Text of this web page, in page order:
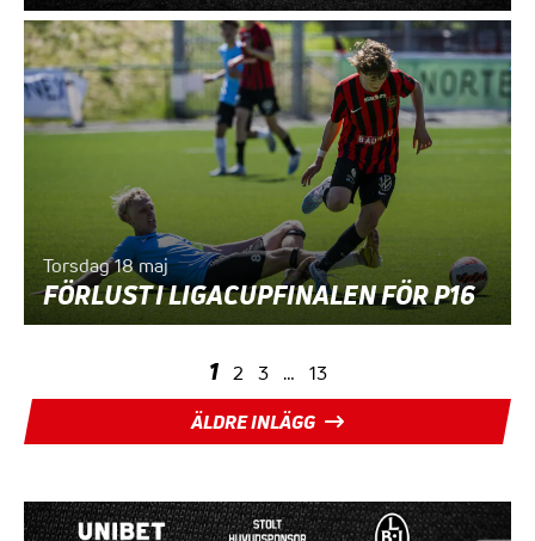
Torsdag 18 maj
FÖRLUST I LIGACUPFINALEN FÖR P16
SIDNUMRERING
FÖR
INLÄGG
1 2 3 … 13
ÄLDRE INLÄGG